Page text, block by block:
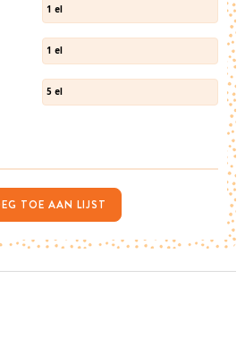
1 el
1 el
5 el
TOE AAN LIJST